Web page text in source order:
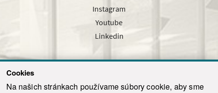
Cookies
Na našich stránkach používame súbory cookie, aby sme
Instagram
Youtube
Linkedin